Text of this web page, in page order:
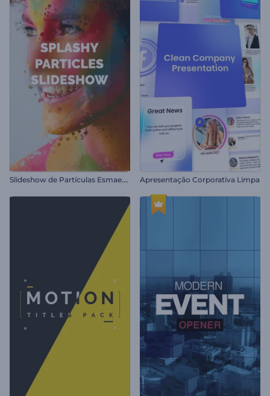
S
lideshow de Partículas Esmaecentes Apresentação Corporativa Limpa